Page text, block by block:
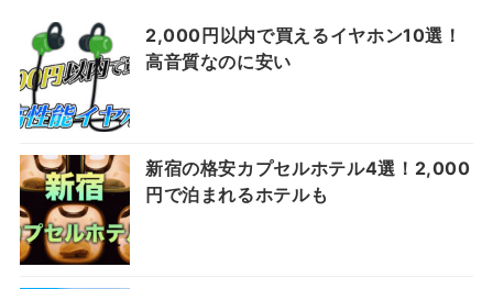
2,000円以内で買えるイヤホン10選！
高音質なのに安い
新宿の格安カプセルホテル4選！2,000
円で泊まれるホテルも